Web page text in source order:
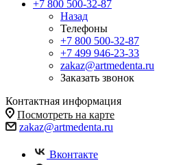
+7 800 500-32-87
Назад
Телефоны
+7 800 500-32-87
+7 499 946-23-33
zakaz@artmedenta.ru
Заказать звонок
Контактная информация
Посмотреть на карте
zakaz@artmedenta.ru
Вконтакте